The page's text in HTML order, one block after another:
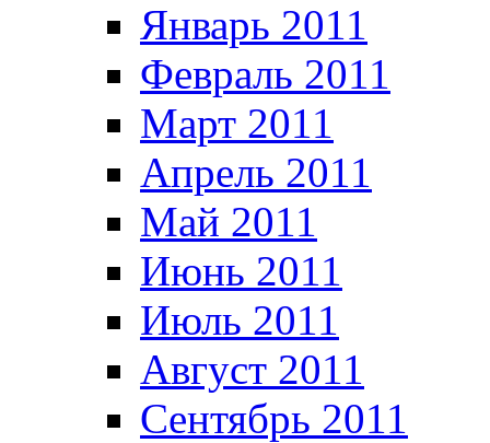
Январь 2011
Февраль 2011
Март 2011
Апрель 2011
Май 2011
Июнь 2011
Июль 2011
Август 2011
Сентябрь 2011